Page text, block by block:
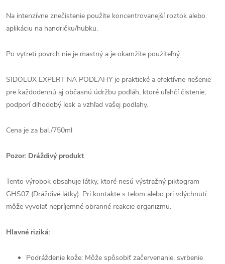
Na intenzívne znečistenie použite koncentrovanejší roztok alebo
aplikáciu na handričku/hubku.
Po vytretí povrch nie je mastný a je okamžite použiteľný.
SIDOLUX EXPERT NA PODLAHY je praktické a efektívne riešenie
pre každodennú aj občasnú údržbu podláh, ktoré uľahčí čistenie,
podporí dlhodobý lesk a vzhľad vašej podlahy.
Cena je za bal./750ml
Pozor: Dráždivý produkt
Tento výrobok obsahuje látky, ktoré nesú výstražný piktogram
GHS07 (Dráždivé látky). Pri kontakte s telom alebo pri vdýchnutí
môže vyvolať nepríjemné obranné reakcie organizmu.
Hlavné riziká:
Podráždenie kože: Môže spôsobiť začervenanie, svrbenie